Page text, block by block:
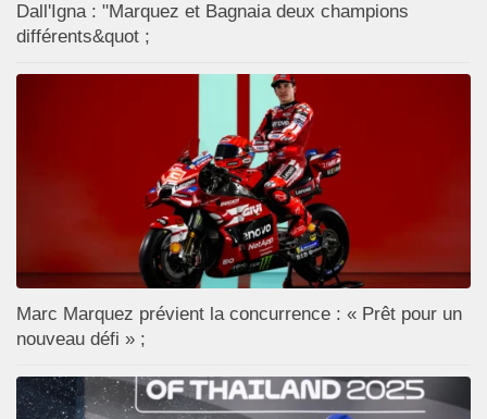
Dall'Igna : "Marquez et Bagnaia deux champions
différents&quot ;
Marc Marquez prévient la concurrence : « Prêt pour un
nouveau défi » ;